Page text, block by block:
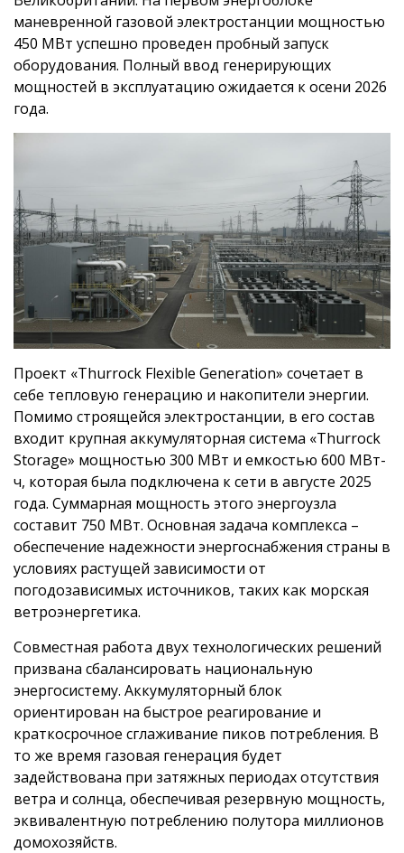
маневренной газовой электростанции мощностью
450 МВт успешно проведен пробный запуск
оборудования. Полный ввод генерирующих
мощностей в эксплуатацию ожидается к осени 2026
года.
Проект «Thurrock Flexible Generation» сочетает в
себе тепловую генерацию и накопители энергии.
Помимо строящейся электростанции, в его состав
входит крупная аккумуляторная система «Thurrock
Storage» мощностью 300 МВт и емкостью 600 МВт-
ч, которая была подключена к сети в августе 2025
года. Суммарная мощность этого энергоузла
составит 750 МВт. Основная задача комплекса –
обеспечение надежности энергоснабжения страны в
условиях растущей зависимости от
погодозависимых источников, таких как морская
ветроэнергетика.
Совместная работа двух технологических решений
призвана сбалансировать национальную
энергосистему. Аккумуляторный блок
ориентирован на быстрое реагирование и
краткосрочное сглаживание пиков потребления. В
то же время газовая генерация будет
задействована при затяжных периодах отсутствия
ветра и солнца, обеспечивая резервную мощность,
эквивалентную потреблению полутора миллионов
домохозяйств.